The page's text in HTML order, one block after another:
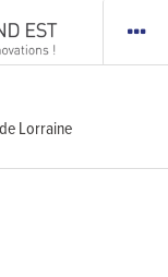
Lorraine